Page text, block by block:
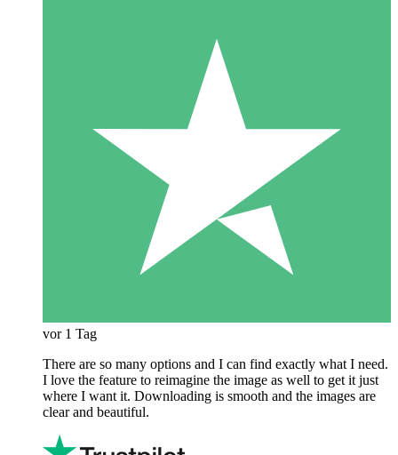
vor 1 Tag
There are so many options and I can find exactly what I need.
I love the feature to reimagine the image as well to get it just
where I want it. Downloading is smooth and the images are
clear and beautiful.